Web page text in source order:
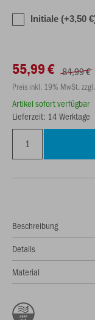
Initiale (+3,50
55,99 € 84,99 €
Preis inkl. 19% MwSt.
Artikel sofort verfügbar
Lieferzeit: 14 Werktage
Beschreibung
Details
Material